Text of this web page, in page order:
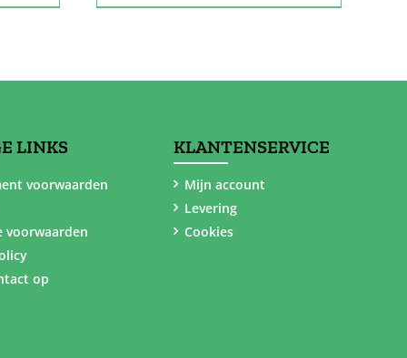
LINKS
voorwaarden
voorwaarden
op
KLANTENSERVICE
Mijn account
Levering
Cookies